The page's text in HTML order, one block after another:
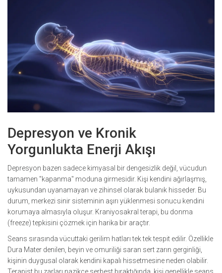
Depresyon ve Kronik
Yorgunlukta Enerji Akışı
Depresyon bazen sadece kimyasal bir dengesizlik değil, vücudun
tamamen "kapanma" moduna girmesidir. Kişi kendini ağırlaşmış,
uykusundan uyanamayan ve zihinsel olarak bulanık hisseder. Bu
durum, merkezi sinir sisteminin aşırı yüklenmesi sonucu kendini
korumaya almasıyla oluşur. Kraniyosakral terapi, bu donma
(freeze) tepkisini çözmek için harika bir araçtır.
Seans sırasında vücuttaki gerilim hatları tek tek tespit edilir. Özellikle
Dura Mater denilen, beyin ve omuriliği saran sert zarın gerginliği,
kişinin duygusal olarak kendini kapalı hissetmesine neden olabilir.